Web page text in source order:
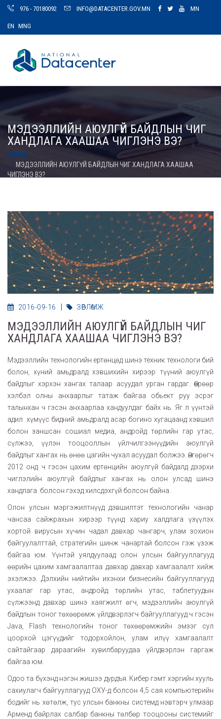
976 - 70180092 INFO@DATACENTER.GOV.MN MN
EN MNG
МЭДЭЭЛЛИЙН АЮУЛГҮЙ БАЙДЛЫН ЧИГ
ХАНДЛАГА ХААШАА ЧИГЛЭНЭ ВЭ?
ЭХЛЭЛ
МЭДЭЭЛЛИЙН АЮУЛГҮЙ БАЙДЛЫН ЧИГ ХАНДЛАГА ХААШАА
ЧИГЛЭНЭ ВЭ?
2016-09-16 ЗӨВЛӨМЖ
МЭДЭЭЛЛИЙН АЮУЛГҮЙ БАЙДЛЫН ЧИГ
ХАНДЛАГА ХААШАА ЧИГЛЭНЭ ВЭ?
Мэдээллийн технологийн ертөнцөд шинэ техник технологи бий
болон, хүний амьдралд хэвшихийн хирээр түүний аюулгүй
байдлыг хэрхэн хангах талаар асуудал урган гардаг. Өөрөөр
хэлбэл олны анхаарлыг татаж байгаа обьект руу эсрэг
талынхан ч гэсэн анхаарлаа хандуулдаг байх нь. Яг л үүнтэй
адил хүмүүс бидний амьдралд асар богино хугацаанд хэвшил
болон заншсан сошиал медиа, андройд төрлийн гар утас,
сүлжээ, үүлэн тооцооллын үйлчилгээнүүдийн аюулгүй
байдлыг хангах нь өнөө цагийн чухал асуудал болжээ. Өнгөрөгч
2012 онд ч гэсэн цахим ертөнцийн аюулгүй байдалд дээрхи
чиглэлийн аюулгүй байдлыг хангах нь олон улсад шинэ
хандлага болсон гэхэд хилсдэхгүй болсон байна.
Олон улсын мэргэжилтнүүд дэвшилтэт технологийн чанар
чансаа сайжрахын хирээр түүнд хариу халдлага үзүүлэх
хортой вирусын хүчин чадал давхар чангарч, улам зохион
байгуулалттай, стратегийн шинж чанартай болсон гэж үзэж
байгаа юм. Үүнтэй уялдуулаад олон улсын байгууллагууд
өөрийн цахим хамгаалалтаа давхар давхар хамгаалалт хийж
эхэлжээ. Дэлхийн нийтийн ихэнхи бизнесийн байгууллагууд
ухаалаг гар утас, андройд төрлийн утас, таблетуудын
сүлжээнд давхар шинэ хаягжилт өгч, мэдээллийн аюулгүй
байдлын тоног төхөөрөмж үйлдвэрлэгч байгууллагууд ч гэсэн
Java, Flash технологийн тоног төхөөрөмжийн эмзэг сул
цоорхой цэгүүдийг тодорхойлон, улам илүү хамгаалалт
сайтайгаар дараагийн хувилбаруудаа үйлдвэрлэн гаргаж
байгаа юм.
Одоо та бүхэнд нэгэн жишээ дурдъя. Кибер гэмт хэргийн хууль
сахиулагч байгууллагууд ОХУ-д болсон 4,5 сая компьютерийн
бодийг нь хөтөлж, тус улсын банкны системд нэвтэрч улмаар
Арменд байрлах салбар банкны төлбөр тооцооны системийг